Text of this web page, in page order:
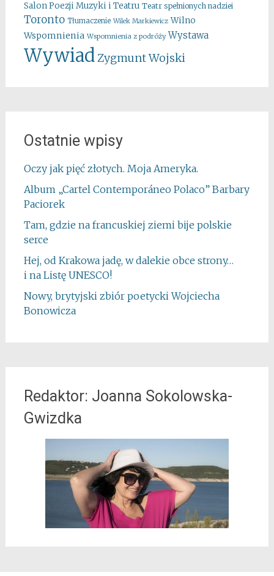
Salon Poezji Muzyki i Teatru Teatr spełnionych nadziei
Toronto Tłumaczenie Wilek Markiewicz Wilno
Wspomnienia Wspomnienia z podróży Wystawa
WywiadZygmunt Wojski
Ostatnie wpisy
Oczy jak pięć złotych. Moja Ameryka.
Album „Cartel Contemporáneo Polaco” Barbary
Paciorek
Tam, gdzie na francuskiej ziemi bije polskie
serce
Hej, od Krakowa jadę, w dalekie obce strony…
i na Listę UNESCO!
Nowy, brytyjski zbiór poetycki Wojciecha
Bonowicza
Redaktor: Joanna Sokolowska-
Gwizdka